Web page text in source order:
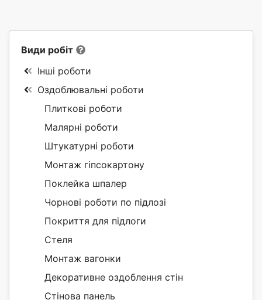
Види робіт
Інші роботи
Оздоблювальні роботи
Плиткові роботи
Малярні роботи
Штукатурні роботи
Монтаж гіпсокартону
Поклейка шпалер
Чорнові роботи по підлозі
Покриття для підлоги
Стеля
Монтаж вагонки
Декоративне оздоблення стін
Стінова панель